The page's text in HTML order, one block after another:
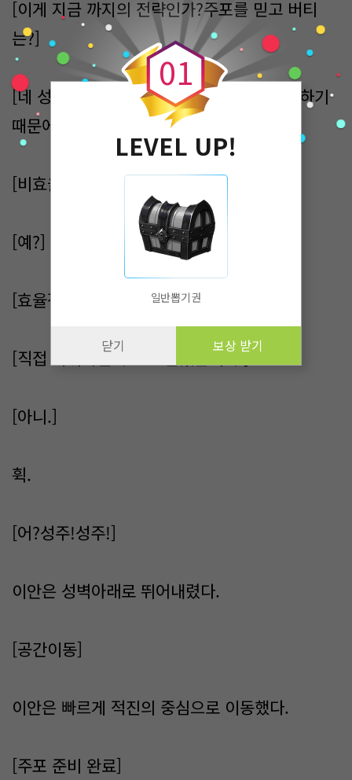
[이게 지금 까지의 전략인가?주포를 믿고 버티
는?]
[네 성주.저희와 악마는 상극.접촉하면 위험하기
때문에 원거리 전투를 고수합니다.]
[비효율적이군.]
[예?]
[효율적인 전투 방식을 보여주지.]
[직접 지휘하실려고요?알겠습니다.]
[아니.]
휙.
[어?성주!성주!]
이안은 성벽아래로 뛰어내렸다.
[공간이동]
이안은 빠르게 적진의 중심으로 이동했다.
[주포 준비 완료]
0
0
1
LEVEL UP!
일반뽑기권
닫기 보상 받기